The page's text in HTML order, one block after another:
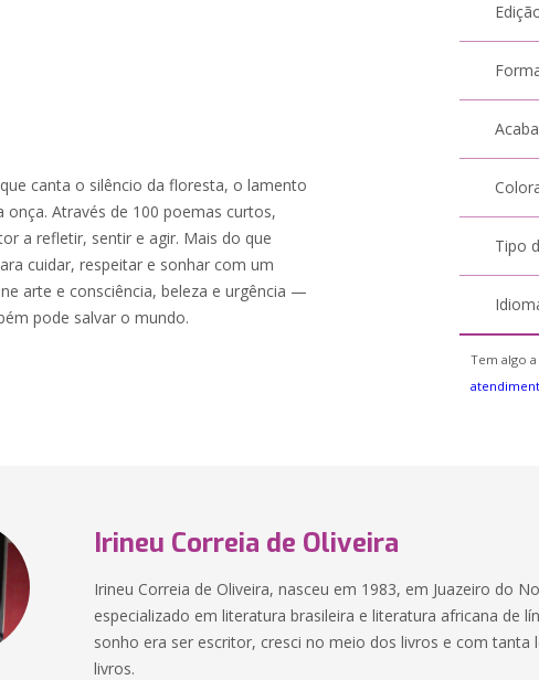
canta o silêncio da floresta, o lamento
Através de 100 poemas curtos,
a refletir, sentir e agir. Mais do que
cuidar, respeitar e sonhar com um
arte e consciência, beleza e urgência —
pode salvar o mundo.
Tipo
Tem algo
Irineu Correia de Oliveira
Irineu Correia de Oliveira, nasceu em 1983, em Juazeiro do
especializado em literatura brasileira e literatura africana de
sonho era ser escritor, cresci no meio dos livros e com tanta
livros.